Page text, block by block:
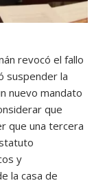
revocó el fallo
suspender la
nuevo mandato
que
que una tercera
y
la casa de